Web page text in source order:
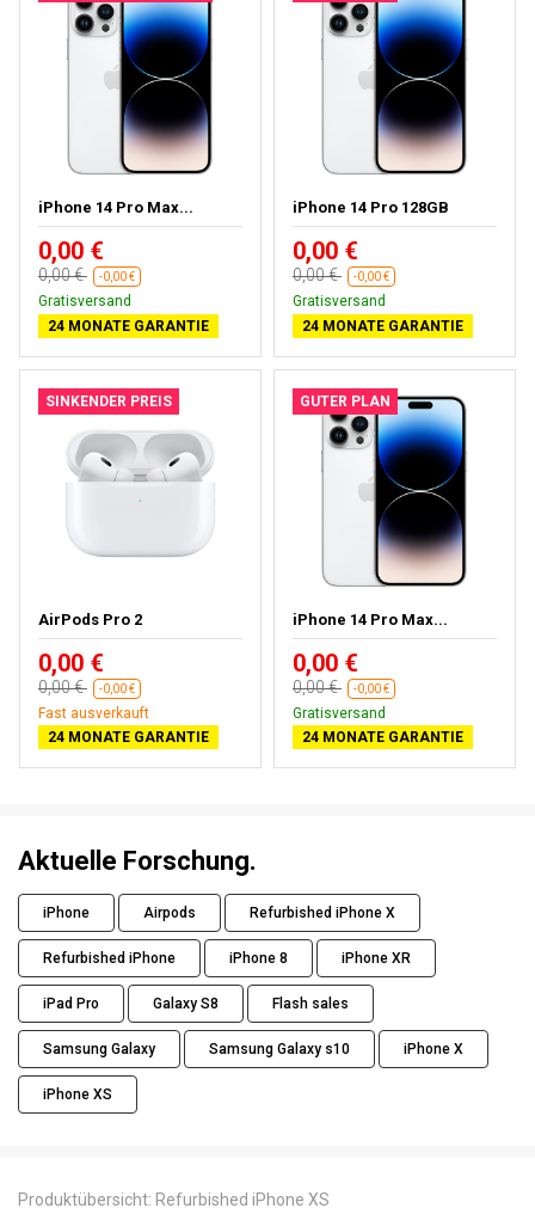
iPhone 14 Pro Max...
0,00 €
0,00 € -0,00 €
Gratisversand
24 MONATE GARANTIE
iPhone 14 Pro 128GB
0,00 €
0,00 € -0,00 €
Gratisversand
24 MONATE GARANTIE
SINKENDER PREIS
AirPods Pro 2
0,00 €
0,00 € -0,00 €
Fast ausverkauft
24 MONATE GARANTIE
GUTER PLAN
iPhone 14 Pro Max...
0,00 €
0,00 € -0,00 €
Gratisversand
24 MONATE GARANTIE
Aktuelle Forschung.
iPhone Airpods Refurbished iPhone X
Refurbished iPhone iPhone 8 iPhone XR
iPad Pro Galaxy S8 Flash sales
Samsung Galaxy Samsung Galaxy s10 iPhone X
iPhone XS
Produktübersicht: Refurbished iPhone XS